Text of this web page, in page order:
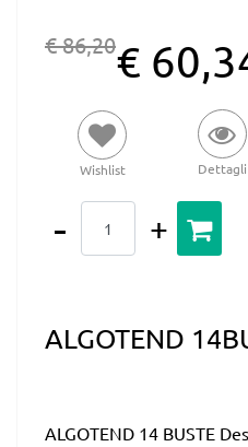
€ 86,20€
Wishlist Dettagli
ALGOTEND
ALGOTEND 14 BUSTE